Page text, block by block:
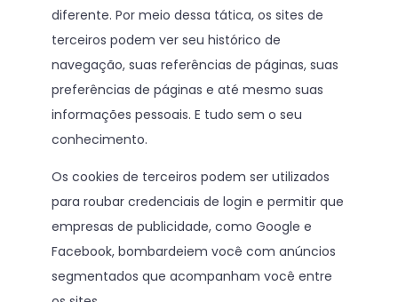
diferente. Por meio dessa tática, os sites de
terceiros podem ver seu histórico de
navegação, suas referências de páginas, suas
preferências de páginas e até mesmo suas
informações pessoais. E tudo sem o seu
conhecimento.
Os cookies de terceiros podem ser utilizados
para roubar credenciais de login e permitir que
empresas de publicidade, como Google e
Facebook, bombardeiem você com anúncios
segmentados que acompanham você entre